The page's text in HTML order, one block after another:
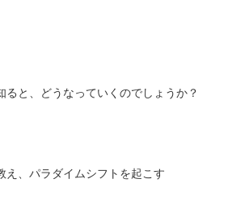
と、どうなっていくのでしょうか？
え、パラダイムシフトを起こす